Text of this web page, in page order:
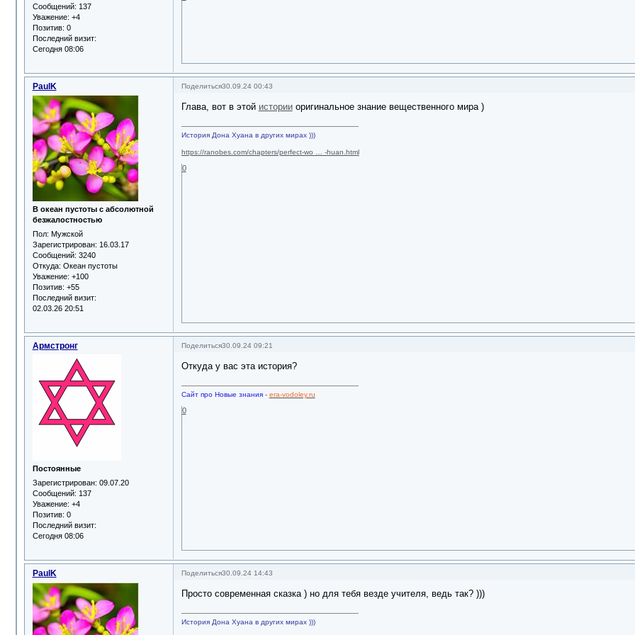
Сообщений: 137
Уважение: +4
Позитив: 0
Последний визит:
Сегодня 08:06
Поделиться30.09.24 00:43
PaulK
В океан пустоты с абсолютной
безжалостностью
Пол: Мужской
Зарегистрирован: 16.03.17
Сообщений: 3240
Откуда: Океан пустоты
Уважение: +100
Позитив: +55
Последний визит:
02.03.26 20:51
Глава, вот в этой историиоригинальное знание вещественного мира )
История Дона Хуана в других мирах )))
https://ranobes.com/chapters/perfect-wo … -huan.html
0
Поделиться30.09.24 09:21
Армстронг
Постоянные
Зарегистрирован: 09.07.20
Сообщений: 137
Уважение: +4
Позитив: 0
Последний визит:
Сегодня 08:06
Откуда у вас эта история?
Сайт про Новые знания- era-vodoley.ru
0
Поделиться30.09.24 14:43
PaulK
Просто современная сказка ) но для тебя везде учителя, ведь так? )))
История Дона Хуана в других мирах )))